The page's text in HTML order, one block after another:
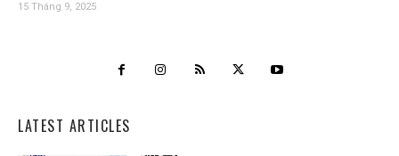
15 Tháng 9, 2025
LATEST ARTICLES